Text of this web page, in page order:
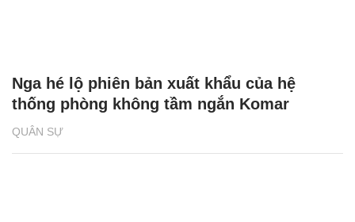
QUÂN SỰ
Nga hé lộ phiên bản xuất khẩu của hệ
thống phòng không tầm ngắn Komar